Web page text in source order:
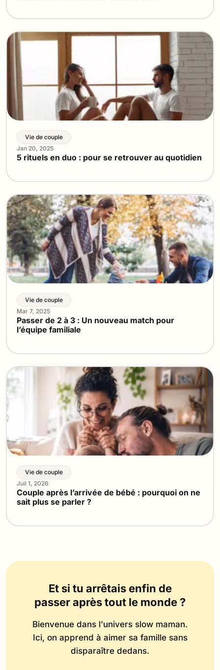
Vie de couple
Jan 20, 2025
5 rituels en duo : pour se retrouver au quotidien
Vie de couple
Mar 7, 2025
Passer de 2 à 3 : Un nouveau match pour
l’équipe familiale
Vie de couple
Juil 1, 2026
Couple après l’arrivée de bébé : pourquoi on ne
sait plus se parler ?
Et si tu arrêtais enfin de
passer après tout le monde ?
Bienvenue dans l'univers slow maman.
Ici, on apprend à aimer sa famille sans
disparaître dedans.